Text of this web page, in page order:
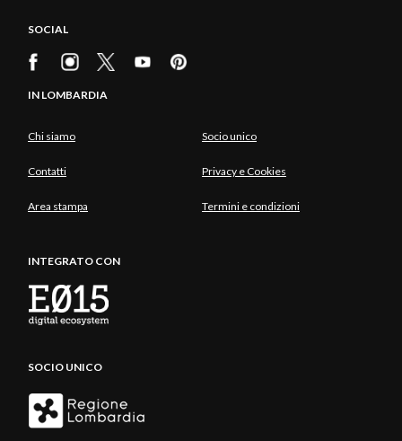
SOCIAL
IN LOMBARDIA
Chi siamo Socio unico
Contatti Privacy e Cookies
Area stampa Termini e condizioni
INTEGRATO CON
SOCIO UNICO